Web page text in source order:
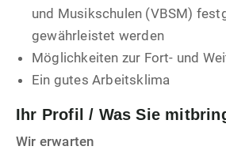
und Musikschulen (VBSM)
gewährleistet werden
Möglichkeiten zur Fort- und
Ein gutes Arbeitsklima
Ihr Profil / Was Sie
Wir erwarten